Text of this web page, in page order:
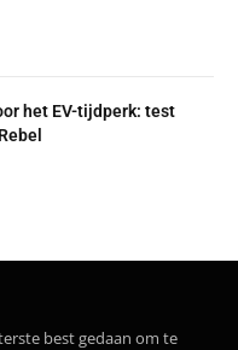
het EV-tijdperk: test
best gedaan om te